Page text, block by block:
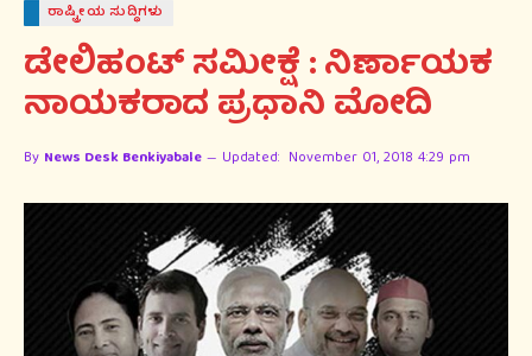
ರಾಷ್ಟ್ರೀಯ ಸುದ್ಧಿಗಳು
ಡೇಲಿಹಂಟ್ ಸಮೀಕ್ಷೆ : ನಿರ್ಣಾಯಕ
ನಾಯಕರಾದ ಪ್ರಧಾನಿ ಮೋದಿ
By News Desk Benkiyabale Updated: November 01, 2018 4:29 pm